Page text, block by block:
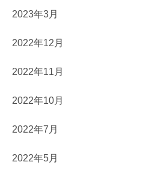
2023年3月
2022年12月
2022年11月
2022年10月
2022年7月
2022年5月